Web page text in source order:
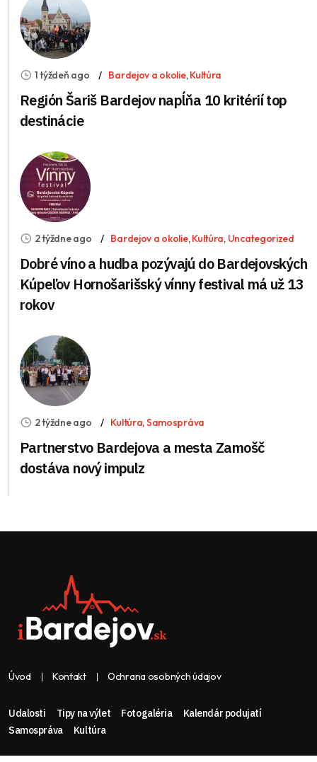
1 týždeň ago Bardejov a okolie,Kultúra
Región Šariš Bardejov napĺňa 10 kritérií top
destinácie
2 týždne ago Bardejov a okolie,Kultúra, Uncategorized
Dobré víno a hudba pozývajú do Bardejovských
Kúpeľov Hornošarišský vínny festival má už 13
rokov
2 týždne ago Kultúra,Samospráva
Partnerstvo Bardejova a mesta Zamošč
dostáva nový impulz
Úvod Kontakt Ochrana osobných údajov
Udalosti Tipy na výlet Fotogaléria
Kalendár podujatí
Samospráva
Kultúra